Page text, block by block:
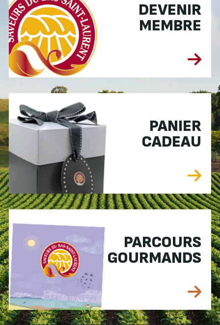
DEVENIR
MEMBRE
PANIER
CADEAU
PARCOURS
GOURMANDS